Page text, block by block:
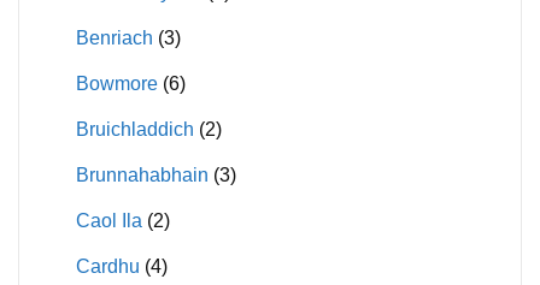
Benriach (3)
Bowmore (6)
Bruichladdich (2)
Brunnahabhain (3)
Caol Ila (2)
Cardhu (4)